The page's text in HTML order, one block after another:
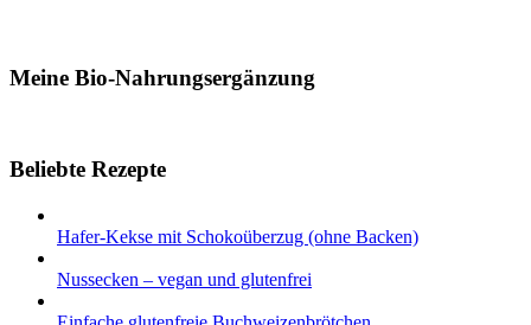
Meine Bio-Nahrungsergänzung
Beliebte Rezepte
Hafer-Kekse mit Schokoüberzug (ohne Backen)
Nussecken – vegan und glutenfrei